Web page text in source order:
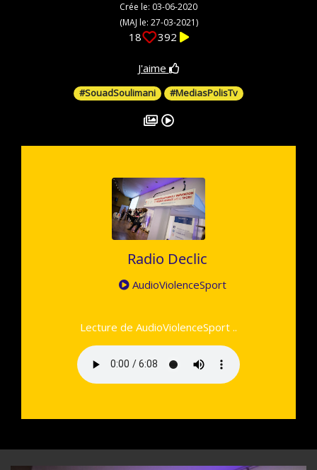
Crée le: 03-06-2020
(MAJ le: 27-03-2021)
18 392
J'aime
#SouadSoulimani #MediasPolisTv
Radio Declic
AudioViolenceSport
Lecture de AudioViolenceSport ..